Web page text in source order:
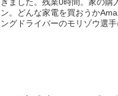
ン。どんな家電を買おうか
ングドライバーのモリゾウ選